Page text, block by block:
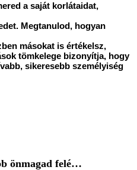
a saját korlátaidat,
Megtanulod, hogyan
másokat is értékelsz,
tömkelege bizonyítja, hogy
sikeresebb személyiség
önmagad felé…